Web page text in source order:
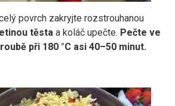
povrch zakryjte rozstrouhanou
těsta a koláč upečte. Pečte ve
při 180 °C asi 40–50 minut.